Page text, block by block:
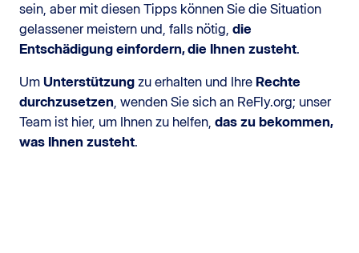
sein, aber mit diesen Tipps können Sie die Situation
gelassener meistern und, falls nötig, die
Entschädigung einfordern, die Ihnen zusteht.
Um Unterstützung zu erhalten und Ihre Rechte
durchzusetzen, wenden Sie sich an ReFly.org; unser
Team ist hier, um Ihnen zu helfen, das zu bekommen,
was Ihnen zusteht.